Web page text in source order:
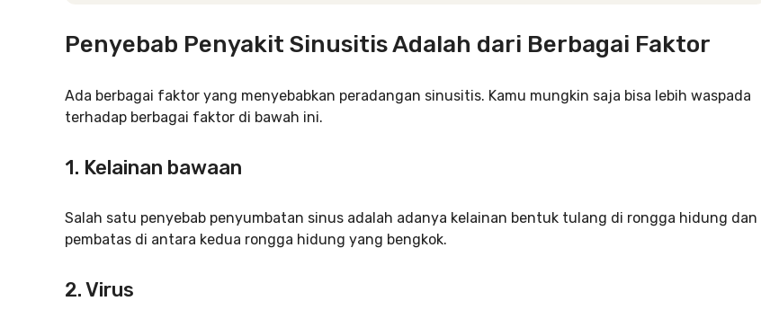
Penyebab Penyakit Sinusitis Adalah dari Berbagai Faktor
Ada berbagai faktor yang menyebabkan peradangan sinusitis. Kamu mungkin saja bisa lebih waspada
terhadap berbagai faktor di bawah ini.
1. Kelainan bawaan
Salah satu penyebab penyumbatan sinus adalah adanya kelainan bentuk tulang di rongga hidung dan
pembatas di antara kedua rongga hidung yang bengkok.
2. Virus